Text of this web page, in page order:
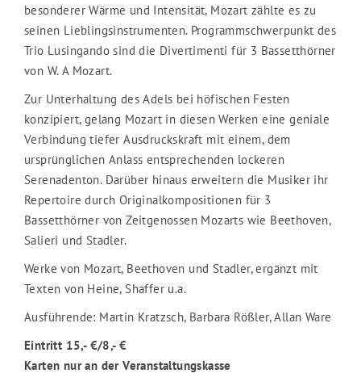
besonderer Wärme und Intensität, Mozart zählte es zu
seinen Lieblingsinstrumenten. Programmschwerpunkt des
Trio Lusingando sind die Divertimenti für 3 Bassetthörner
von W. A Mozart.
Zur Unterhaltung des Adels bei höfischen Festen
konzipiert, gelang Mozart in diesen Werken eine geniale
Verbindung tiefer Ausdruckskraft mit einem, dem
ursprünglichen Anlass entsprechenden lockeren
Serenadenton. Darüber hinaus erweitern die Musiker ihr
Repertoire durch Originalkompositionen für 3
Bassetthörner von Zeitgenossen Mozarts wie Beethoven,
Salieri und Stadler.
Werke von Mozart, Beethoven und Stadler, ergänzt mit
Texten von Heine, Shaffer u.a.
Ausführende: Martin Kratzsch, Barbara Rößler, Allan Ware
Eintritt 15,- €/8,- €
Karten nur an der Veranstaltungskasse